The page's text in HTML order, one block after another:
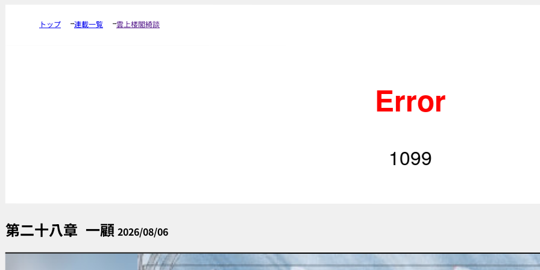
トップ 連載一覧 雲上楼閣綺談
第二十八章 一顧 2026/08/06